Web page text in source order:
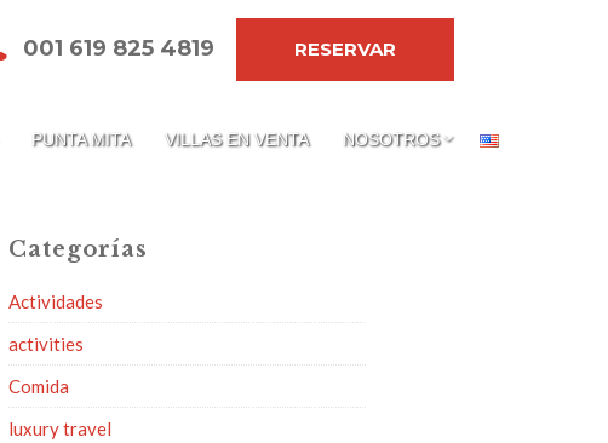
001 619 825 4819 RESERVAR
PUNTA MITA VILLAS EN VENTA NOSOTROS
Categorías
Actividades
activities
Comida
luxury travel